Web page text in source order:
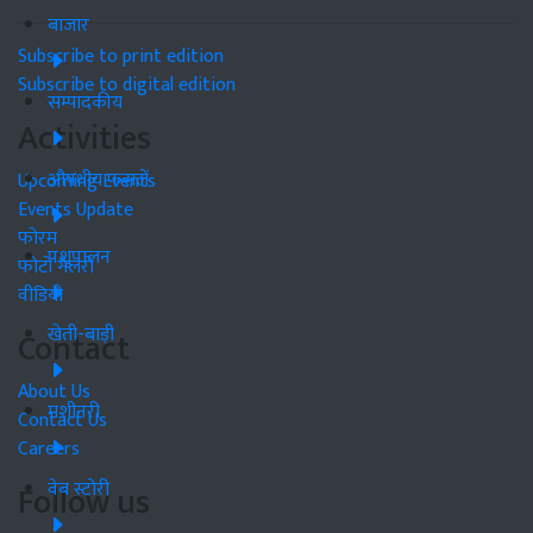
बाजार
सम्पादकीय
औषधीय फसलें
पशुपालन
खेती-बाड़ी
मशीनरी
वेब स्टोरी
Subscribe to print edition
Subscribe to digital edition
Activities
Upcoming Events
Events Update
फोरम
फोटो गैलरी
वीडियो
Contact
About Us
Contact Us
Careers
Follow us